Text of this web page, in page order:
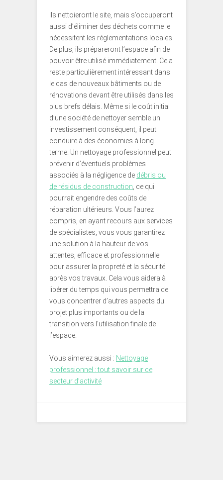
Ils nettoieront le site, mais s’occuperont
aussi d’éliminer des déchets comme le
nécessitent les réglementations locales.
De plus, ils prépareront l’espace afin de
pouvoir être utilisé immédiatement. Cela
reste particulièrement intéressant dans
le cas de nouveaux bâtiments ou de
rénovations devant être utilisés dans les
plus brefs délais. Même si le coût initial
d’une société de nettoyer semble un
investissement conséquent, il peut
conduire à des économies à long
terme. Un nettoyage professionnel peut
prévenir d’éventuels problèmes
associés à la négligence de débris ou
de résidus de construction , ce qui
pourrait engendre des coûts de
réparation ultérieurs. Vous l’aurez
compris, en ayant recours aux services
de spécialistes, vous vous garantirez
une solution à la hauteur de vos
attentes, efficace et professionnelle
pour assurer la propreté et la sécurité
après vos travaux. Cela vous aidera à
libérer du temps qui vous permettra de
vous concentrer d’autres aspects du
projet plus importants ou de la
transition vers l’utilisation finale de
l’espace.
Vous aimerez aussi : Nettoyage
professionnel : tout savoir sur ce
secteur d’activité